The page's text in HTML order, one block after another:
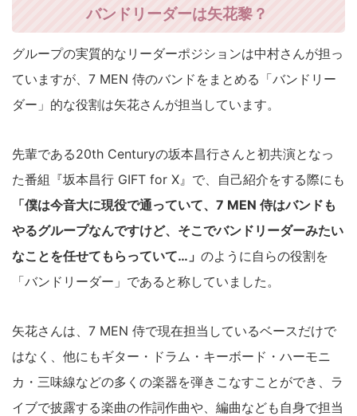
バンドリーダーは矢花黎？
グループの実質的なリーダーポジションは中村さんが担っ
ていますが、7 MEN 侍のバンドをまとめる「バンドリー
ダー」的な役割は矢花さんが担当しています。
先輩である20th Centuryの坂本昌行さんと初共演となっ
た番組『坂本昌行 GIFT for X』で、自己紹介をする際にも
「僕は今音大に現役で通っていて、7 MEN 侍はバンドも
やるグループなんですけど、そこでバンドリーダーみたい
なことを任せてもらっていて…」 のように自らの役割を
「バンドリーダー」であると称していました。
矢花さんは、7 MEN 侍で現在担当しているベースだけで
はなく、他にもギター・ドラム・キーボード・ハーモニ
カ・三味線などの多くの楽器を弾きこなすことができ、ラ
イブで披露する楽曲の作詞作曲や、編曲なども自身で担当